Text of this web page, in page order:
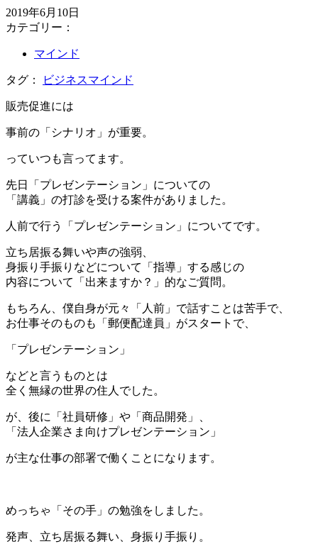
2019年6月10日
カテゴリー：
マインド
タグ： ビジネスマインド
販売促進には
事前の「シナリオ」が重要。
っていつも言ってます。
先日「プレゼンテーション」についての
「講義」の打診を受ける案件がありました。
人前で行う「プレゼンテーション」についてです。
立ち居振る舞いや声の強弱、
身振り手振りなどについて「指導」する感じの
内容について「出来ますか？」的なご質問。
もちろん、僕自身が元々「人前」で話すことは苦手で、
お仕事そのものも「郵便配達員」がスタートで、
「プレゼンテーション」
などと言うものとは
全く無縁の世界の住人でした。
が、後に「社員研修」や「商品開発」、
「法人企業さま向けプレゼンテーション」
が主な仕事の部署で働くことになります。
めっちゃ「その手」の勉強をしました。
発声、立ち居振る舞い、身振り手振り。